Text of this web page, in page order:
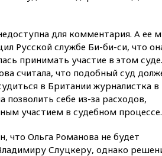
для комментария. А ее
Русской службе Би-би-си, что
принимать участие в этом суде.
считала, что подобный суд
в Британии журналистка в
позволить себе из-за расходов,
участием в судебном процессе.
что Ольга Романова не будет
Слуцкеру, однако